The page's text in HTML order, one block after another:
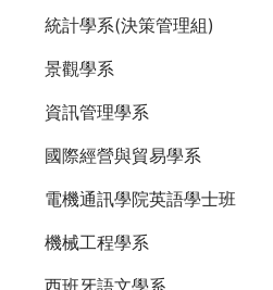
統計學系(決策管理組)
景觀學系
資訊管理學系
國際經營與貿易學系
電機通訊學院英語學士班
機械工程學系
西班牙語文學系